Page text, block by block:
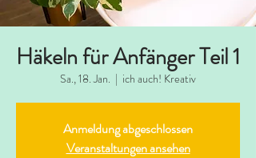
Häkeln für Anfänger Teil 1
Sa., 18. Jan.
  |
ich auch! Kreativ
Anmeldung abgeschlossen
Veranstaltungen ansehen